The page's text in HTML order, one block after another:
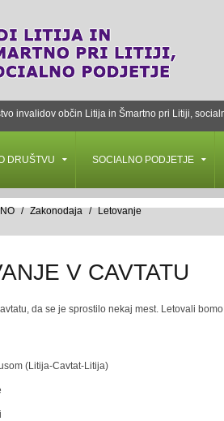
invalidov občin Litija in Šmartno pri Litiji,
DRUŠTVU SOCIALNO PODJETJE
Zakonodaja Letovanje
V CAVTATU
da se je sprostilo nekaj mest. Letovali bomo
(Litija-Cavtat-Litija)